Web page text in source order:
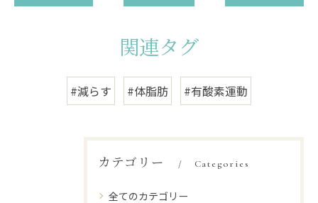
関連タグ
#減らす #体脂肪 #有酸素運動
カテゴリー Categories
全てのカテゴリー